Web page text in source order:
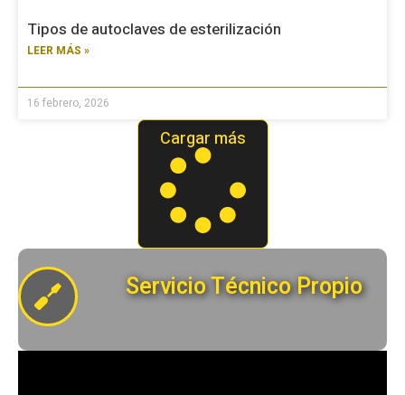
Tipos de autoclaves de esterilización
LEER MÁS »
16 febrero, 2026
Cargar más
Servicio Técnico Propio